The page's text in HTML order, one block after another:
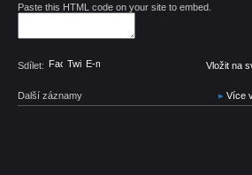
Paste this HTML code on your site to embed.
Sdílet: Facebook
TwitterE-mail Vložit na
Další záznamy Více